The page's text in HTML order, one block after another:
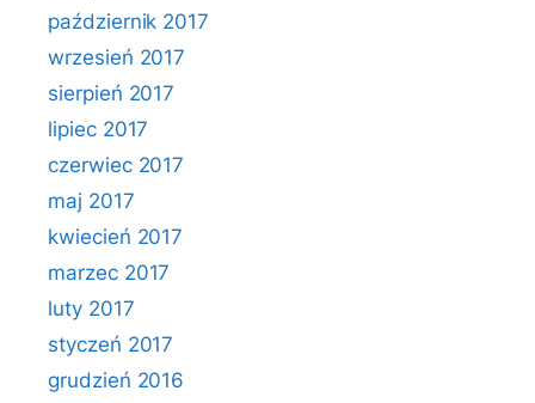
październik 2017
wrzesień 2017
sierpień 2017
lipiec 2017
czerwiec 2017
maj 2017
kwiecień 2017
marzec 2017
luty 2017
styczeń 2017
grudzień 2016